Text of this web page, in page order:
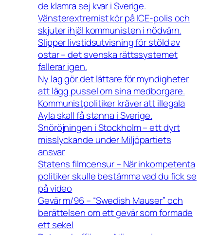
de klamra sej kvar i Sverige.
Vänsterextremist kör på ICE-polis och
skjuter ihjäl kommunisten i nödvärn.
Slipper livstidsutvisning för stöld av
ostar – det svenska rättssystemet
fallerar igen.
Ny lag gör det lättare för myndigheter
att lägg pussel om sina medborgare.
Kommunistpolitiker kräver att illegala
Ayla skall få stanna i Sverige.
Snöröjningen i Stockholm – ett dyrt
misslyckande under Miljöpartiets
ansvar
Statens filmcensur – När inkompetenta
politiker skulle bestämma vad du fick se
på video
Gevär m/96 – “Swedish Mauser” och
berättelsen om ett gevär som formade
ett sekel